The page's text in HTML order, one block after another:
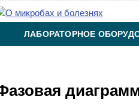
ЛАБОРАТОРНОЕ